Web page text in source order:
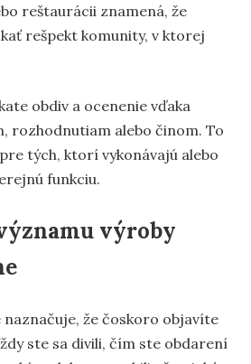
reštaurácii znamená, že
rešpekt komunity, v ktorej
obdiv a ocenenie vďaka
rozhodnutiam alebo činom. To
tých, ktorí vykonávajú alebo
funkciu.
výroby
naznačuje, že čoskoro objavíte
ste sa divili, čím ste obdarení